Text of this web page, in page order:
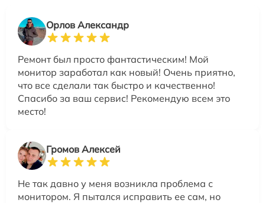
Орлов Александр
Ремонт был просто фантастическим! Мой
монитор заработал как новый! Очень приятно,
что все сделали так быстро и качественно!
Спасибо за ваш сервис! Рекомендую всем это
место!
Громов Алексей
Не так давно у меня возникла проблема с
монитором. Я пытался исправить ее сам, но